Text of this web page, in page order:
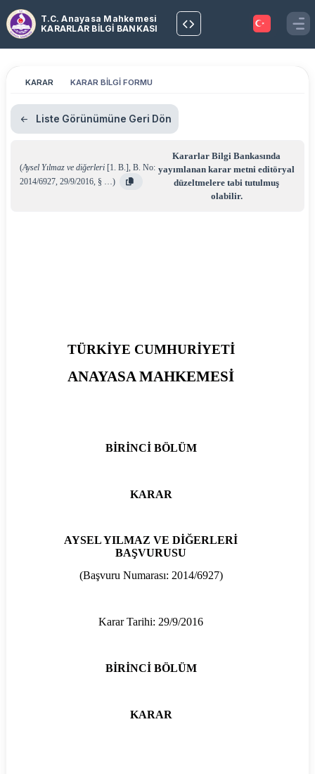
T.C. Anayasa Mahkemesi
KARARLAR BİLGİ BANKASI
KARAR KARAR BİLGİ FORMU
Liste Görünümüne Geri Dön
(Aysel Yılmaz ve diğerleri [1. B.], B. No:
2014/6927, 29/9/2016, § …)
Kararlar Bilgi Bankasında
yayımlanan karar metni editöryal
düzeltmelere tabi tutulmuş
olabilir.